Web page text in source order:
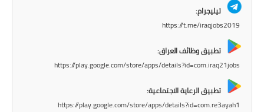
المرحلة الاعدادية
تيليجرام:
https://t.me/iraqjobs2019
تطبيق وظائف العراق:
https://play.google.com/store/apps/details?id=com.iraq21jobs
تطبيق الرعاية الاجتماعية:
https://play.google.com/store/apps/details?id=com.re3ayah1